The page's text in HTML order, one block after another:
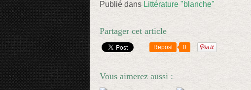
Publié dans Littérature "blanche"
Partager cet article
Repost 0
Vous aimerez aussi :